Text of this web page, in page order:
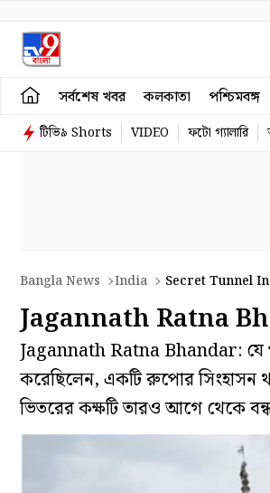
সর্বশেষ খবর কলকাতা পশ্চিমবঙ্গ
টিভি৯ Shorts VIDEO ফটো গ্যালারি
Bangla News India Secret Tunnel
Jagannath Ratna
Jagannath Ratna Bhandar: যে
করেছিলেন, একটি রুপোর সিংহাসন
ভিতরের কক্ষটি তারও আগে থেকে